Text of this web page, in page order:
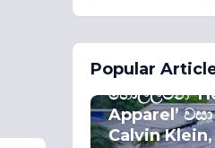
Popular
කොළඹ
හොල්ලමින්
Apparel’
Calvin